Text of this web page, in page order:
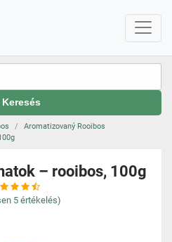
Keresés
Aromatizovaný Rooibos
– rooibos, 100g
5 értékelés)